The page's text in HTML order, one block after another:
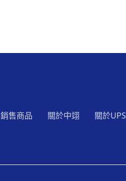
銷售商品 關於中翊 關於UPS